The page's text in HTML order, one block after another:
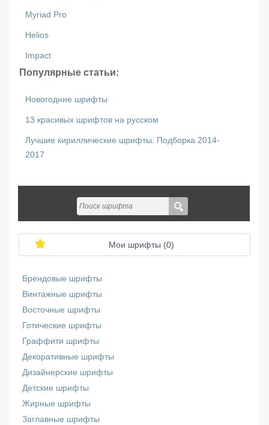
Myriad Pro
Helios
Impact
Популярные статьи:
Новогодние шрифты
13 красивых шрифтов на русском
Лучшие кириллические шрифты. Подборка 2014-
2017
Мои шрифты (0)
Брендовые шрифты
Винтажные шрифты
Восточные шрифты
Готические шрифты
Граффити шрифты
Декоративные шрифты
Дизайнерские шрифты
Детские шрифты
Жирные шрифты
Заглавные шрифты